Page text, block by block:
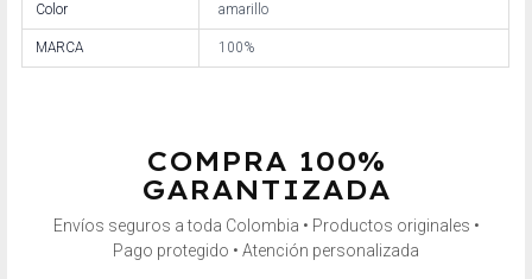
Color amarillo
MARCA 100%
COMPRA 100%
GARANTIZADA
Envíos seguros a toda Colombia • Productos originales •
Pago protegido • Atención personalizada